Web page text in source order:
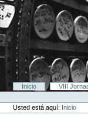
Cambiar
a
contenido.
|
Saltar
navegación
Secciones
Inicio VIII
Herramientas
Personales
Usted está aquí: Inicio